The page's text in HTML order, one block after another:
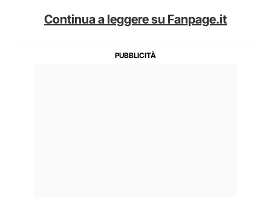
Continua a leggere su Fanpage.it